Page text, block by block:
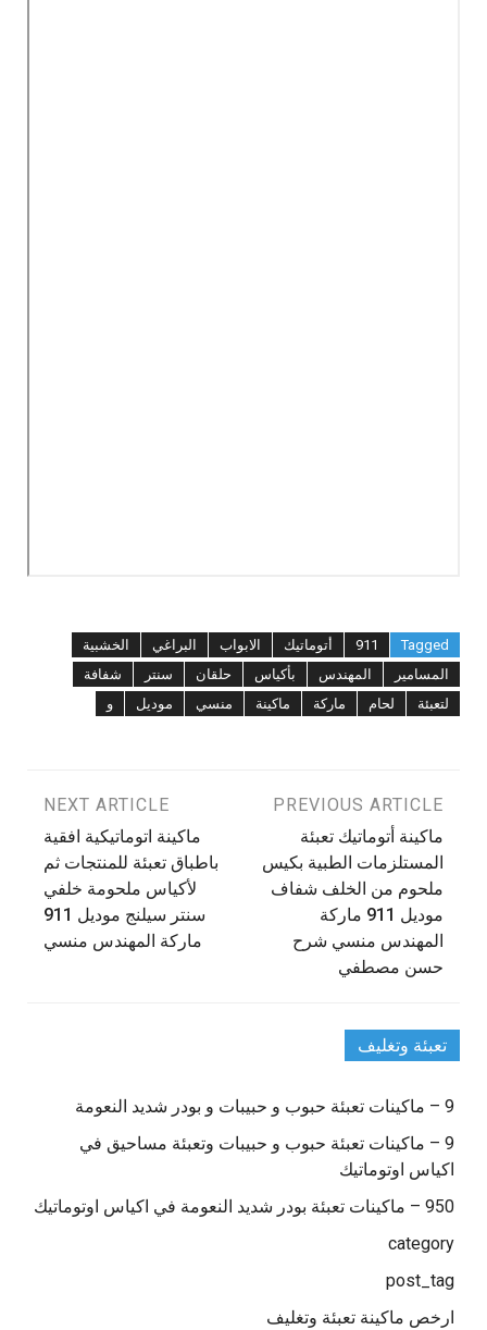
Tagged
911 أتوماتيك الابواب البراغي
الخشبية
المسامير
المهندس بأكياس حلقان سنتر
شفافة
لتعبئة
لحام ماركة ماكينة منسي موديل و
تصفّح
المقالات
PREVIOUS ARTICLE
ماكينة أتوماتيك تعبئة
المستلزمات الطبية بكيس
ملحوم من الخلف شفاف
موديل 911 ماركة
المهندس منسي شرح
حسن مصطفي
NEXT ARTICLE
ماكينة اتوماتيكية افقية
باطباق تعبئة للمنتجات ثم
لأكياس ملحومة خلفي
سنتر سيلنج موديل 911
ماركة المهندس منسي
تعبئة وتغليف
9 – ماكينات تعبئة حبوب و حبيبات و بودر شديد النعومة
9 – ماكينات تعبئة حبوب و حبيبات وتعبئة مساحيق في
اكياس اوتوماتيك
950 – ماكينات تعبئة بودر شديد النعومة في اكياس اوتوماتيك
category
post_tag
ارخص ماكينة تعبئة وتغليف